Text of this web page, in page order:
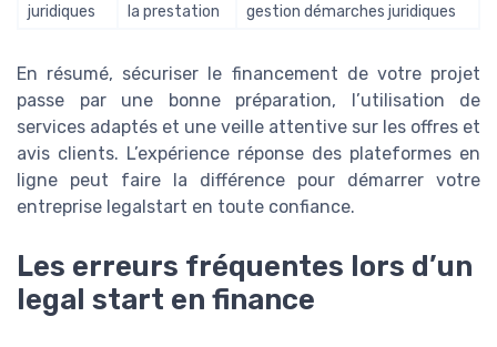
juridiques
la prestation
gestion démarches juridiques
En résumé, sécuriser le financement de votre projet
passe par une bonne préparation, l’utilisation de
services adaptés et une veille attentive sur les offres et
avis clients. L’expérience réponse des plateformes en
ligne peut faire la différence pour démarrer votre
entreprise legalstart en toute confiance.
Les erreurs fréquentes lors d’un
legal start en finance